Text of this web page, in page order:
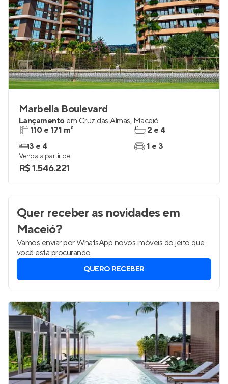
Marbella Boulevard
Lançamento em Cruz das Almas, Maceió
110 e 171 m²
3 e 4
2 e 4
1 e 3
Venda a partir de
R$ 1.546.221
Quer receber as novidadesem
Maceió?
Vamos enviar por WhatsApp novos imóveis do jeito que
você está procurando.
QUERO RECEBER